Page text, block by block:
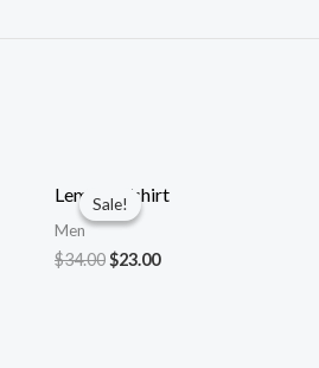
Sale!
Sale!
Lemons Tshirt
Men
$34.00 Original
$23.00Current